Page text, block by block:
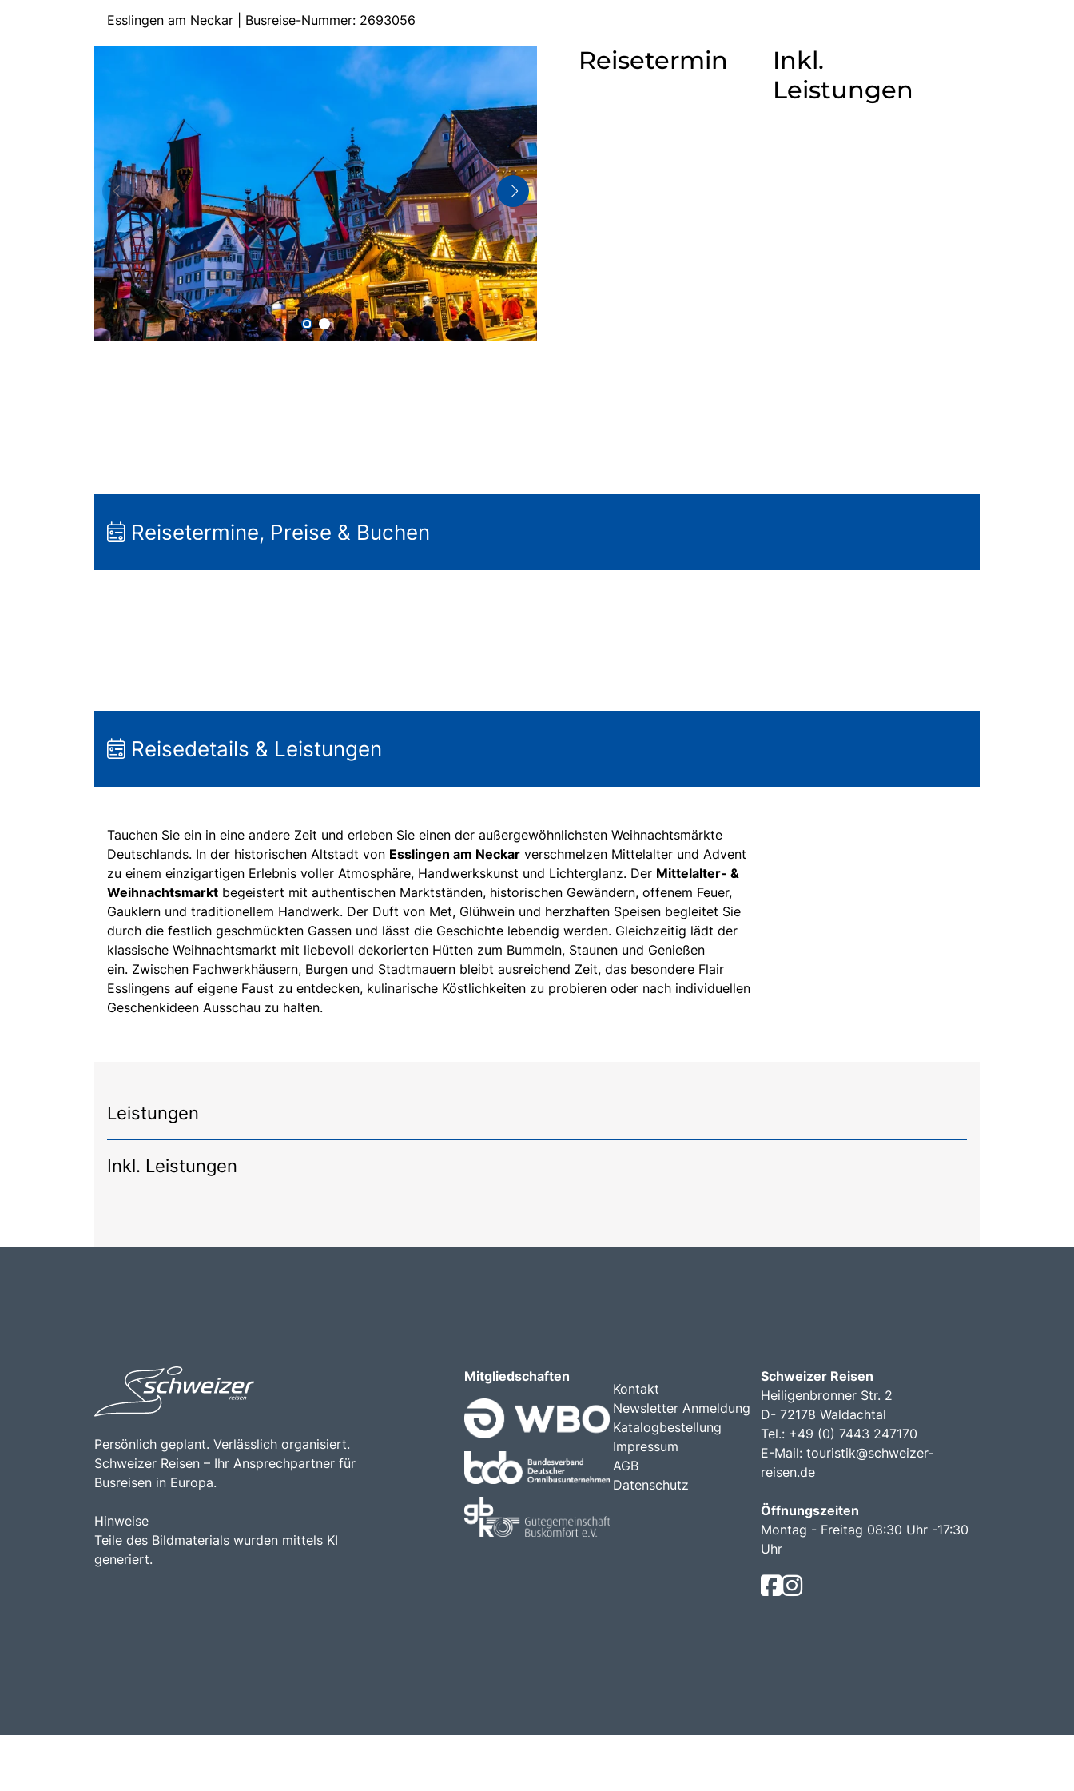
Esslingen am Neckar | Busreise-Nummer: 2693056
Reisetermin
Inkl.
Leistungen
Reisetermine, Preise & Buchen
Reisedetails & Leistungen
Tauchen Sie ein in eine andere Zeit und erleben Sie einen der außergewöhnlichsten Weihnachtsmärkte
Deutschlands. In der historischen Altstadt von Esslingen am Neckar verschmelzen Mittelalter und Advent
zu einem einzigartigen Erlebnis voller Atmosphäre, Handwerkskunst und Lichterglanz. Der Mittelalter- &
Weihnachtsmarkt begeistert mit authentischen Marktständen, historischen Gewändern, offenem Feuer,
Gauklern und traditionellem Handwerk. Der Duft von Met, Glühwein und herzhaften Speisen begleitet Sie
durch die festlich geschmückten Gassen und lässt die Geschichte lebendig werden. Gleichzeitig lädt der
klassische Weihnachtsmarkt mit liebevoll dekorierten Hütten zum Bummeln, Staunen und Genießen
ein. Zwischen Fachwerkhäusern, Burgen und Stadtmauern bleibt ausreichend Zeit, das besondere Flair
Esslingens auf eigene Faust zu entdecken, kulinarische Köstlichkeiten zu probieren oder nach individuellen
Geschenkideen Ausschau zu halten.
Leistungen
Inkl. Leistungen
Persönlich geplant. Verlässlich organisiert.
Schweizer Reisen – Ihr Ansprechpartner für
Busreisen in Europa.
Hinweise
Teile des Bildmaterials wurden mittels KI
generiert.
Mitgliedschaften
Kontakt
Newsletter Anmeldung
Katalogbestellung
Impressum
AGB
Datenschutz
Schweizer Reisen
Heiligenbronner Str. 2
D- 72178 Waldachtal
Tel.: +49 (0) 7443 247170
E-Mail: touristik@schweizer-
reisen.de
Öffnungszeiten
Montag - Freitag 08:30 Uhr -17:30
Uhr